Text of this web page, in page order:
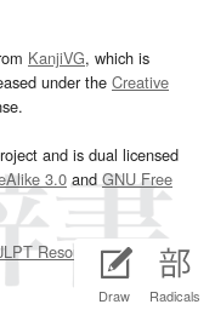
Draw Radicals
KanjiVG, which is
under the Creative
and is dual licensed
3.0and GNU Free
Resourcespage.